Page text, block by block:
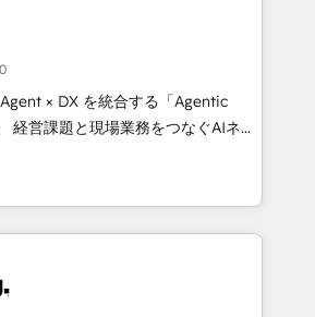
workflows that drive adoption
zone. What we do ➤
in weeks, with workflows built
not a template. ➤ Migration:
CRM. Zero downtime, full data
Sales, marketing, and
➤ AI and Integrations: Layer
adoption coaching. Buying
to it, or reviving a stale portal?
× DX を統合する「Agentic
シーとして、HubSpot Eliteの実装
設計します。 💡 100inc は何
を共通基盤に、AIエージェン
フロント業務（マーケティング・営
ーです。事業部・グループ会社・部